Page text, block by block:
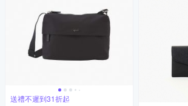
送禮不遲到31折起